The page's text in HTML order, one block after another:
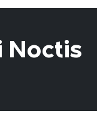
Noctis